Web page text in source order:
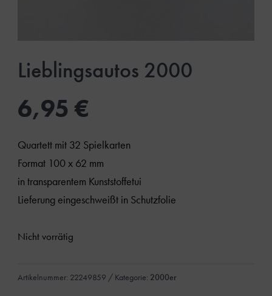
Lieblingsautos 2000
6,95€
Quartett mit 32 Spielkarten
Format 100 x 62 mm
in transparentem Kunststoffetui
Lieferung eingeschweißt in Schutzfolie
Nicht vorrätig
Artikelnummer: 22249859 Kategorie: 2000er